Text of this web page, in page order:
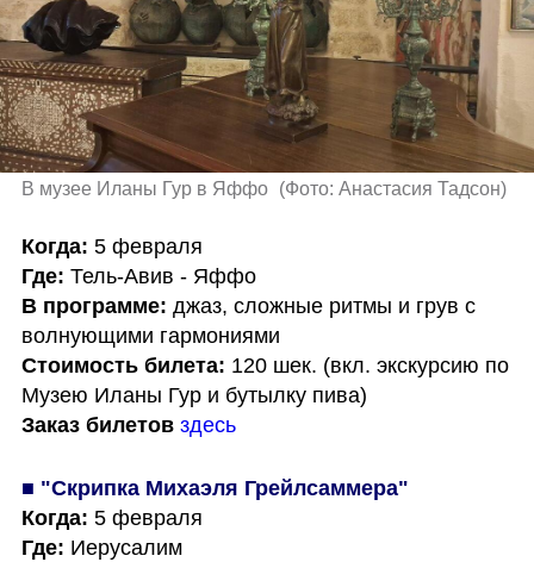
В музее Иланы Гур в Яффо (Фото: Анастасия Тадсон)
Когда:
Где:
Тель-Авив - Яффо
В программе: джаз, сложные ритмы и грув с
Стоимость билета: 120 шек. (вкл. экскурсию по
Заказ билетов здесь
■ "Скрипка Михаэля Грейлсаммера"
Когда:
Где:
Иерусалим